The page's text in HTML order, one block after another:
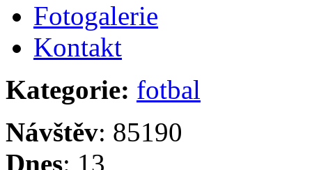
Fotogalerie
Kontakt
Kategorie: fotbal
Návštěv: 85190
Dnes: 13